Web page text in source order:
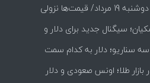
نزولی
سیگنال جدید برای دلار و
سه سناریو؛ دلار به کدام سمت
طلا؛ اونس صعودی و دلار